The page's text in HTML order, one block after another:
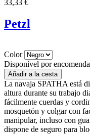
33,33 €
Petzl
Color
Disponível por encomenda
La navaja SPATHA está
altura durante su trabajo
fácilmente cuerdas y
mosquetón y colgar con
manipular, incluso con
dispone de seguro para